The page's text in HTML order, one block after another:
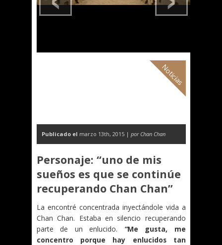
Noticias
Publicado el marzo 13th, 2015 | por Chan Chan
Personaje: “uno de mis
sueños es que se continúe
recuperando Chan Chan”
La encontré concentrada inyectándole vida a
Chan Chan. Estaba en silencio recuperando
parte de un enlucido. “Me gusta, me
concentro porque hay enlucidos tan